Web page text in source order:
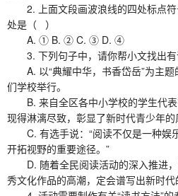
2. 上面文段画波浪线的四处标点符
处是（ ）
A. ① B. ② C. ③ D. ④
3. 下列句子中，请你帮小文找出有
A. 以“典耀中华，书香岱岳”为主题
们学校举行。
B. 来自全区各中小学校的学生代表
现得淋漓尽致，彰显了新时代青少年的
C. 有选手说：“阅读不仅是一种娱乐
开拓视野的重要途径。”
D. 随着全民阅读活动的深入推进，
秀文化作品的高潮，定会谱写出新时代